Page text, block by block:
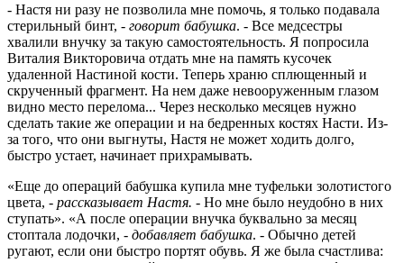
- Настя ни разу не позволила мне помочь, я только подавала
стерильный бинт, - говорит бабушка. - Все медсестры
хвалили внучку за такую самостоятельность. Я попросила
Виталия Викторовича отдать мне на память кусочек
удаленной Настиной кости. Теперь храню сплющенный и
скрученный фрагмент. На нем даже невооруженным глазом
видно место перелома... Через несколько месяцев нужно
сделать такие же операции и на бедренных костях Насти. Из-
за того, что они выгнуты, Настя не может ходить долго,
быстро устает, начинает прихрамывать.
«Еще до операций бабушка купила мне туфельки золотистого
цвета, - рассказывает Настя. - Но мне было неудобно в них
ступать». «А после операции внучка буквально за месяц
стоптала лодочки, - добавляет бабушка. - Обычно детей
ругают, если они быстро портят обувь. Я же была счастлива: